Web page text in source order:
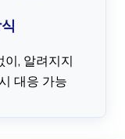
, 알려지지
대응 가능